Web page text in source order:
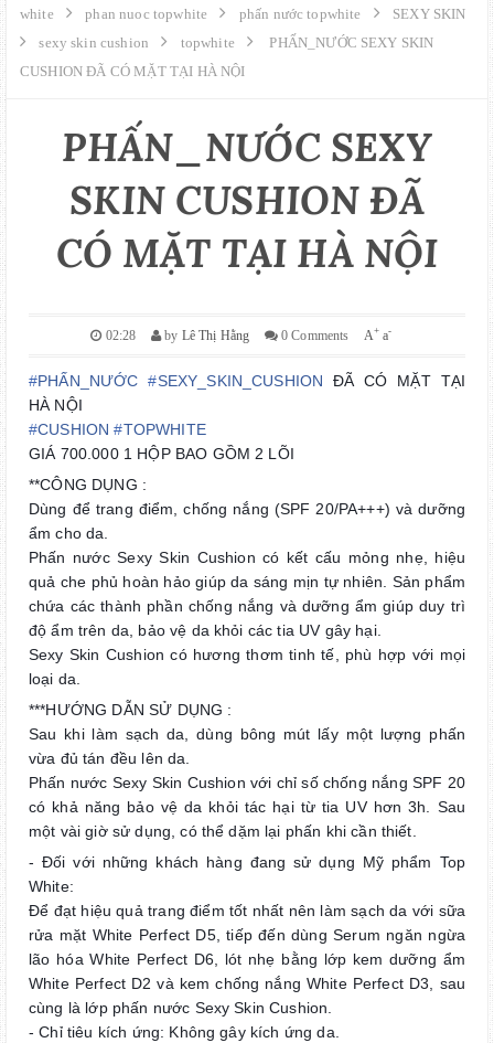
GIỚI THIỆU
LIÊN HỆ
MUA HÀNG
SITE MAPS
white
phan nuoc topwhite phấn nước topwhite
SEXY SKIN
sexy skin cushion
topwhite
PHẤN_NƯỚC SEXY SKIN
CUSHION ĐÃ CÓ MẶT TẠI HÀ NỘI
PHẤN_NƯỚC SEXY
SKIN CUSHION ĐÃ
CÓ MẶT TẠI HÀ NỘI
02:28 by Lê Thị Hằng 0 Comments A+ a-
#PHẤN_NƯỚC #SEXY_SKIN_CUSHION ĐÃ CÓ MẶT TẠI
HÀ NỘI
#CUSHION #TOPWHITE
GIÁ 700.000 1 HỘP BAO GỒM 2 LÕI
**CÔNG DỤNG :
Dùng để trang điểm, chống nắng (SPF 20/PA+++) và dưỡng
ẩm cho da.
Phấn nước Sexy Skin Cushion có kết cấu mỏng nhẹ, hiệu
quả che phủ hoàn hảo giúp da sáng mịn tự nhiên. Sản phẩm
chứa các thành phần chống nắng và dưỡng ẩm giúp duy trì
độ ẩm trên da, bảo vệ da khỏi các tia UV gây hại.
Sexy Skin Cushion có hương thơm tinh tế, phù hợp với mọi
loại da.
***HƯỚNG DẪN SỬ DỤNG :
Sau khi làm sạch da, dùng bông mút lấy một lượng phấn
vừa đủ tán đều lên da.
Phấn nước Sexy Skin Cushion với chỉ số chống nắng SPF 20
có khả năng bảo vệ da khỏi tác hại từ tia UV hơn 3h. Sau
một vài giờ sử dụng, có thể dặm lại phấn khi cần thiết.
- Đối với những khách hàng đang sử dụng Mỹ phẩm Top
White:
Để đạt hiệu quả trang điểm tốt nhất nên làm sạch da với sữa
rửa mặt White Perfect D5, tiếp đến dùng Serum ngăn ngừa
lão hóa White Perfect D6, lót nhẹ bằng lớp kem dưỡng ẩm
White Perfect D2 và kem chống nắng White Perfect D3, sau
cùng là lớp phấn nước Sexy Skin Cushion.
- Chỉ tiêu kích ứng: Không gây kích ứng da.